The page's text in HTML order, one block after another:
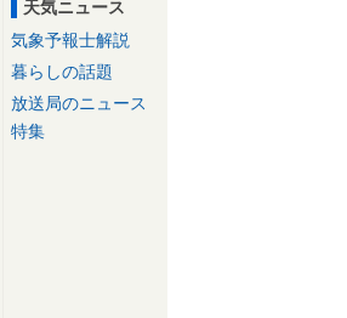
天気ニュース
気象予報士解説
暮らしの話題
放送局のニュース
特集